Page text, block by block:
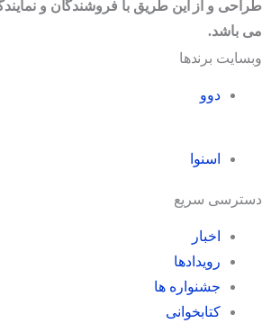
طراحی و از این طریق با فروشندگان و
می باشد.
وبسایت برندها
دوو
اسنوا
دسترسی سریع
اخبار
رویدادها
جشنواره ها
کتابخوانی